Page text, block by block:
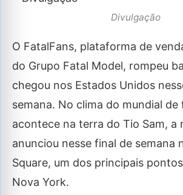
Divulgação
O FatalFans, plataforma de
do Grupo Fatal Model, rompeu
chegou nos Estados Unidos
semana. No clima do mundial de
acontece na terra do Tio Sam, a
anunciou nesse final de semana
Square, um dos principais
Nova York.